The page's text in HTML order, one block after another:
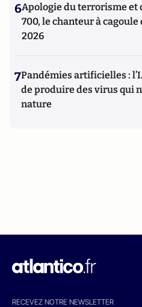
6Apologie du terrorisme et
700, le chanteur à cagoule
2026
7Pandémies artificielles :
de produire des virus qui
nature
RECEVEZ NOTRE NEWSLETTER